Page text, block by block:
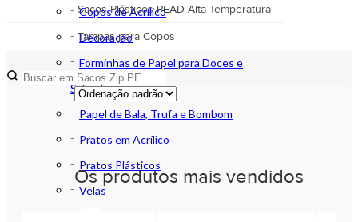
Copos de Acrílico
Decoração
Forminhas de Papel para Doces e
Salgados
Papel de Bala, Trufa e Bombom
Pratos em Acrílico
Pratos Plásticos
Velas
Sacos Plásticos PEAD Alta Temperatura
Tampas para Copos
Os produtos mais vendidos